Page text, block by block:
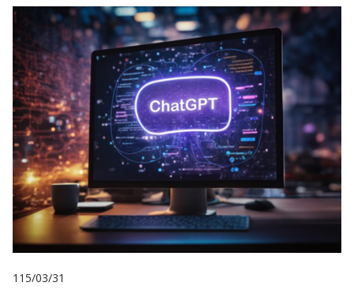
115/03/31